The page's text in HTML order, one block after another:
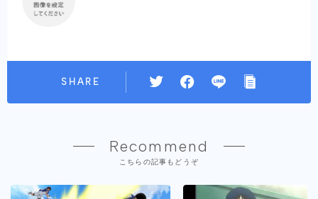
SHARE
Recommend
こちらの記事もどうぞ